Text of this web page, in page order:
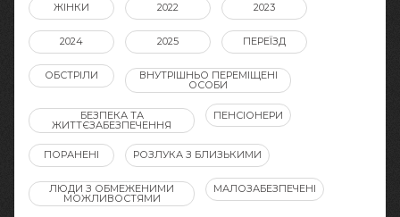
ЖІНКИ 2022 2023
2024 2025 ПЕРЕЇЗД
ОБСТРІЛИ ВНУТРІШНЬО ПЕРЕМІЩЕНІ
ОСОБИ
БЕЗПЕКА ТА
ЖИТТЄЗАБЕЗПЕЧЕННЯ
ПЕНСІОНЕРИ
ПОРАНЕНІ РОЗЛУКА З БЛИЗЬКИМИ
ЛЮДИ З ОБМЕЖЕНИМИ
МОЖЛИВОСТЯМИ
МАЛОЗАБЕЗПЕЧЕНІ